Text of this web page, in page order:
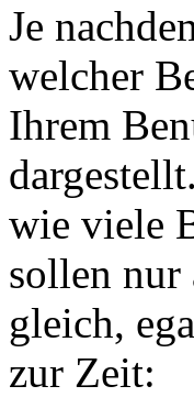
Je
welcher
Ihrem
wie viele
sollen nur
gleich,
zur Zeit: